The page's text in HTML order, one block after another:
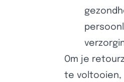
Om je
te voltooien,